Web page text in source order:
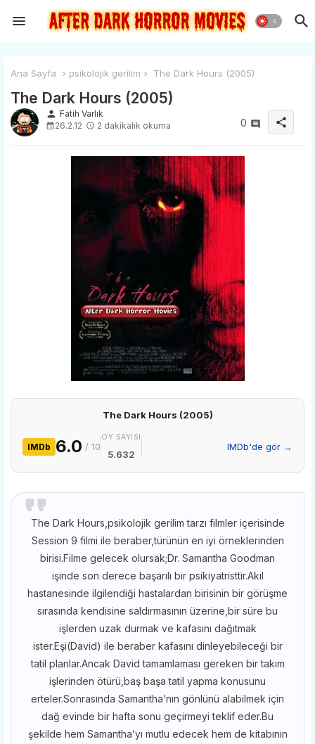
Ana Sayfa psikolojik gerilim The Dark Hours (2005)
The Dark Hours (2005)
person Fatih Varlık
26.2.12
2 dakikalık okuma 0 share
The Dark Hours (2005)
IMDb 6.0 / 10
OY SAYISI
5.632
IMDb'de gör →
The Dark Hours,psikolojik gerilim tarzı filmler içerisinde
Session 9 filmi ile beraber,türünün en iyi örneklerinden
birisi.Filme gelecek olursak;Dr. Samantha Goodman
işinde son derece başarılı bir psikiyatristtir.Akıl
hastanesinde ilgilendiği hastalardan birisinin bir görüşme
sırasında kendisine saldırmasının üzerine,bir süre bu
işlerden uzak durmak ve kafasını dağıtmak
ister.Eşi(David) ile beraber kafasını dinleyebileceği bir
tatil planlar.Ancak David tamamlaması gereken bir takım
işlerinden ötürü,baş başa tatil yapma konusunu
erteler.Sonrasında Samantha’nın gönlünü alabilmek için
dağ evinde bir hafta sonu geçirmeyi teklif eder.Bu
şekilde hem Samantha’yı mutlu edecek hem de kitabının